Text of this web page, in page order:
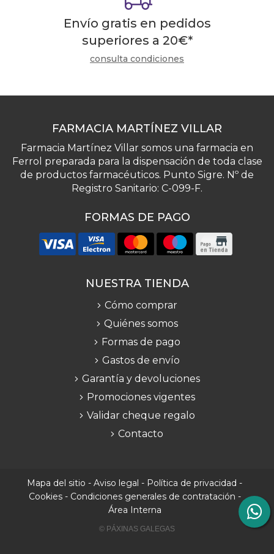
Envío gratis en pedidos
superiores a 20€*
consulta condiciones
FARMACIA MARTÍNEZ VILLAR
Farmacia Martínez Villar somos una farmacia en
Ferrol preparada para la dispensación de toda clase
de productos farmacéuticos. Punto Sigre. Nº de
Registro Sanitario: C-099-F.
FORMAS DE PAGO
NUESTRA TIENDA
Cómo comprar
Quiénes somos
Formas de pago
Gastos de envío
Garantía y devoluciones
Promociones vigentes
Validar cheque regalo
Contacto
Mapa del sitio - Aviso legal - Política de privacidad -
Cookies- Condiciones generales de contratación -
Área Interna
© PÁXINAS GALEGAS